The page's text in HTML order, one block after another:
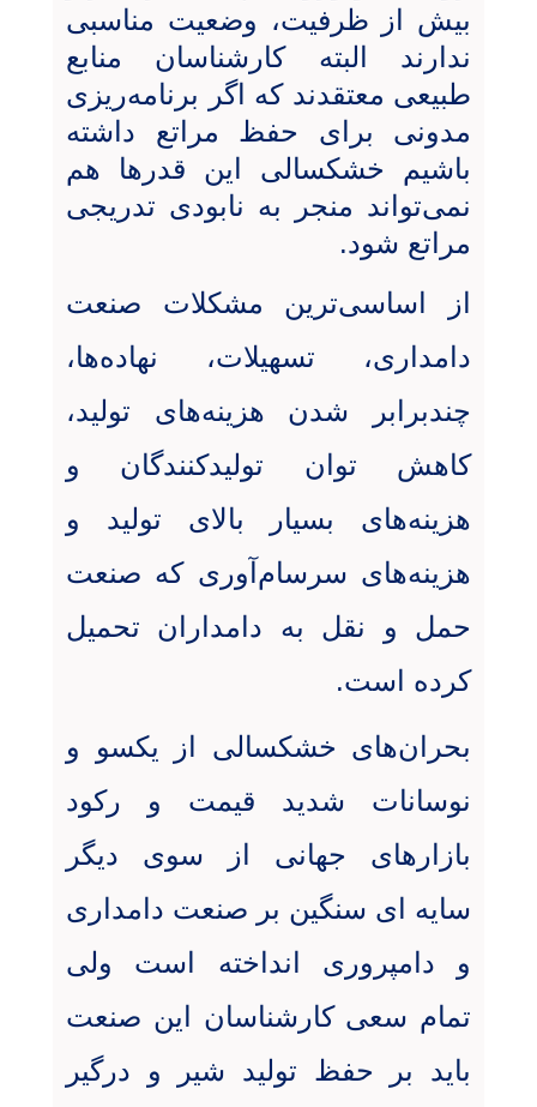
بیش از ظرفیت، وضعیت مناسبی
ندارند البته کارشناسان منابع
طبیعی معتقدند که اگر برنامه‌ریزی
مدونی برای حفظ مراتع داشته
باشیم خشکسالی این قدرها هم
نمی‌تواند منجر به نابودی تدریجی
مراتع شود.
از اساسی‌ترین مشکلات صنعت
دامداری، تسهیلات، نهاده‌ها،
چندبرابر شدن هزینه‌های تولید،
کاهش توان تولیدکنندگان و
هزینه‌های بسیار بالای تولید و
هزینه‌های سرسام‌آوری که صنعت
حمل و نقل به دامداران تحمیل
کرده است.
بحران‌های خشکسالی از یکسو و
نوسانات شدید قیمت و رکود
بازارهای جهانی از سوی دیگر
سایه ای سنگین بر صنعت دامداری
و دامپروری انداخته است ولی
تمام سعی کارشناسان این صنعت
باید بر حفظ تولید شیر و درگیر